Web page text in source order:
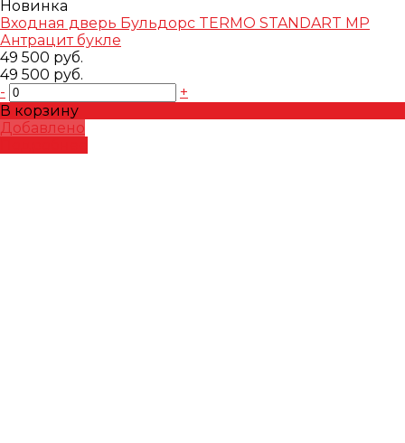
Новинка
Входная дверь Бульдорс TERMO STANDART MP
Антрацит букле
49 500 руб.
49 500 руб.
-
+
В корзину
Добавлено